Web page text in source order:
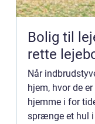
Bolig til
rette
Når
hjem, hvor de
hjemme i for
sprænge et hul